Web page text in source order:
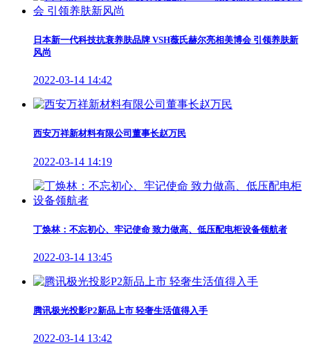
日本新一代科技抗衰养肤品牌 VSH薇氏赫尔亮相美博会 引领养肤新
风尚
2022-03-14 14:42
西安万祥新材料有限公司董事长赵万民
2022-03-14 14:19
丁焕林：不忘初心、牢记使命 致力做高、低压配电柜设备领航者
2022-03-14 13:45
腾讯极光投影P2新品上市 轻奢生活值得入手
2022-03-14 13:42